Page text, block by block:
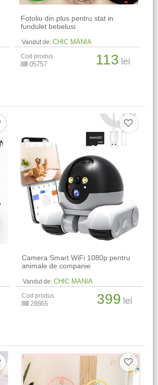
Fotoliu din plus pentru stat in
fundulet bebelusi
Vandut de: CHIC MANIA
Cod produs
05757 113 lei
Camera Smart WiFi 1080p pentru
animale de companie
Vandut de: CHIC MANIA
Cod produs
28865 399 lei